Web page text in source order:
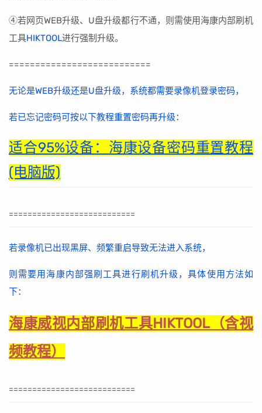
④若网页WEB升级、U盘升级都行不通，则需使用海康内部刷机
工具HIKTOOL进行强制升级。
===========================
无论是WEB升级还是U盘升级，系统都需要录像机登录密码，
若已忘记密码可按以下教程重置密码再升级：
适合95%设备：海康设备密码重置教程
(电脑版)
===========================
若录像机已出现黑屏、频繁重启导致无法进入系统，
则需要用海康内部强刷工具进行刷机升级，具体使用方法如
下：
海康威视内部刷机工具HIKTOOL（含视
频教程）
===========================